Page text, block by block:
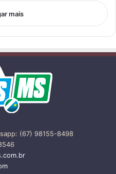
mais
(67) 98155-8498